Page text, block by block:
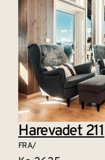
Harevadet 211
FRA/